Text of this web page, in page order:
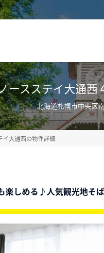
ースステイ大通西
北海道札幌市中央区
イ大通西の物件詳細
楽しめる♪人気観光地そ